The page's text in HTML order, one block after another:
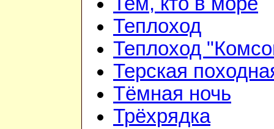
Теплоход
Теплоход
Терская
Тёмная ночь
Трёхрядка